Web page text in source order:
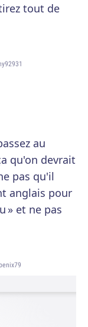
tout de
au
qu'on devrait
pas qu'il
anglais pour
» et ne pas